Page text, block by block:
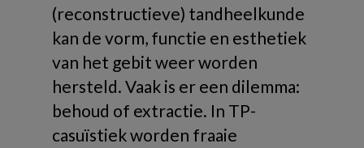
(reconstructieve) tandheelkunde
kan de vorm, functie en esthetiek
van het gebit weer worden
hersteld. Vaak is er een dilemma:
behoud of extractie. In TP-
casuïstiek worden fraaie